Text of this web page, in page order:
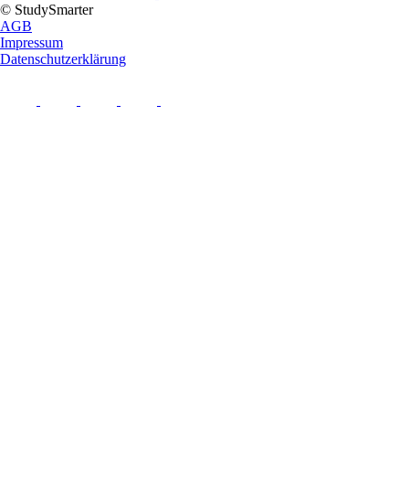
© StudySmarter
AGB
Impressum
Datenschutzerklärung